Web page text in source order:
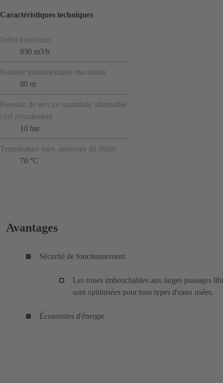
Caractéristiques techniques
Débit maximum
830 m3/h
Hauteur manométrique maximum
80 m
Pression de service maximale admissible
côté refoulement
10 bar
Température max. autorisée du fluide
70 °C
Avantages
Sécurité de fonctionnement
Les roues imbouchables aux larges passages
sont optimisées pour tous types d'eaux usées.
Économies d'énergie